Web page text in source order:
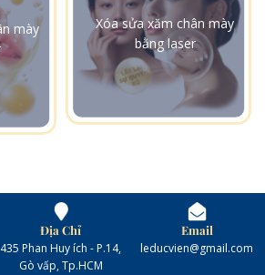
mày
Xóa sửa xăm chân mày
bằng laser
Địa Chỉ
435 Phan Huy ích - P.14,
Gò vấp, Tp.HCM
Email
leducvien@gmail.com